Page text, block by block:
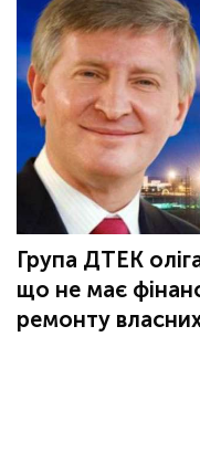
Група ДТЕК
що не має
ремонту